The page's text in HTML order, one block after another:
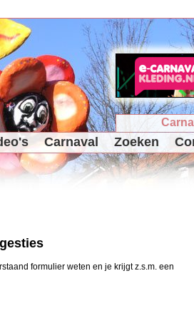
Carnaval Zoeken
formulier weten en je krijgt z.s.m. een